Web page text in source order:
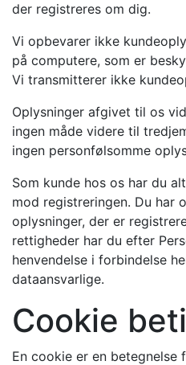
der registreres om dig.
Vi opbevarer ikke
på computere, som er
Vi transmitterer ikke
Oplysninger afgivet til os
ingen måde videre til
ingen personfølsomme
Som kunde hos os har du
mod registreringen. Du har
oplysninger, der er
rettigheder har du efter
henvendelse i forbindelse
dataansvarlige.
Cookie
En cookie er en